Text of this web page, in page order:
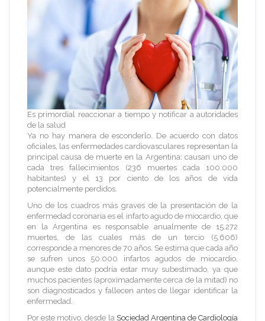
Es primordial reaccionar a tiempo y notificar a autoridades
de la salud
Ya no hay manera de esconderlo. De acuerdo con datos
oficiales, las enfermedades cardiovasculares representan la
principal causa de muerte en la Argentina: causan uno de
cada tres fallecimientos (236 muertes cada 100.000
habitantes) y el 13 por ciento de los años de vida
potencialmente perdidos.
Uno de los cuadros más graves de la presentación de la
enfermedad coronaria es el infarto agudo de miocardio, que
en la Argentina es responsable anualmente de 15.272
muertes, de las cuales más de un tercio (5.606)
corresponde a menores de 70 años. Se estima que cada año
se sufren unos 50.000 infartos agudos de miocardio,
aunque este dato podría estar muy subestimado, ya que
muchos pacientes (aproximadamente cerca de la mitad) no
son diagnosticados y fallecen antes de llegar identificar la
enfermedad.
Por este motivo, desde la Sociedad Argentina de Cardiología